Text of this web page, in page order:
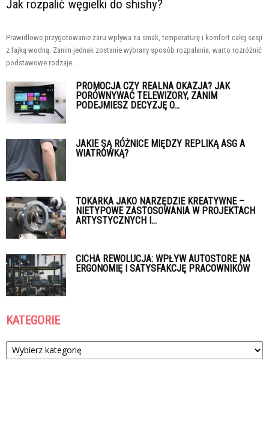
Jak rozpalić węgielki do shishy?
Prawidłowe przygotowanie żaru wpływa na smak, temperaturę i komfort całej sesji
z fajką wodną. Zanim jednak zostanie wybrany sposób rozpalania, warto rozróżnić
podstawowe rodzaje...
PROMOCJA CZY REALNA OKAZJA? JAK
PORÓWNYWAĆ TELEWIZORY, ZANIM
PODEJMIESZ DECYZJĘ O...
JAKIE SĄ RÓŻNICE MIĘDZY REPLIKĄ ASG A
WIATRÓWKĄ?
TOKARKA JAKO NARZĘDZIE KREATYWNE –
NIETYPOWE ZASTOSOWANIA W PROJEKTACH
ARTYSTYCZNYCH I...
CICHA REWOLUCJA: WPŁYW AUTOSTORE NA
ERGONOMIĘ I SATYSFAKCJĘ PRACOWNIKÓW
KATEGORIE
Kategorie